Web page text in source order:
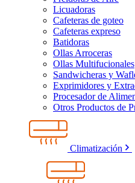
Licuadoras
Cafeteras de goteo
Cafeteras expreso
Batidoras
Ollas Arroceras
Ollas Multifucionales
Sandwicheras y
Exprimidores y
Procesador de
Otros Productos de
Climatización